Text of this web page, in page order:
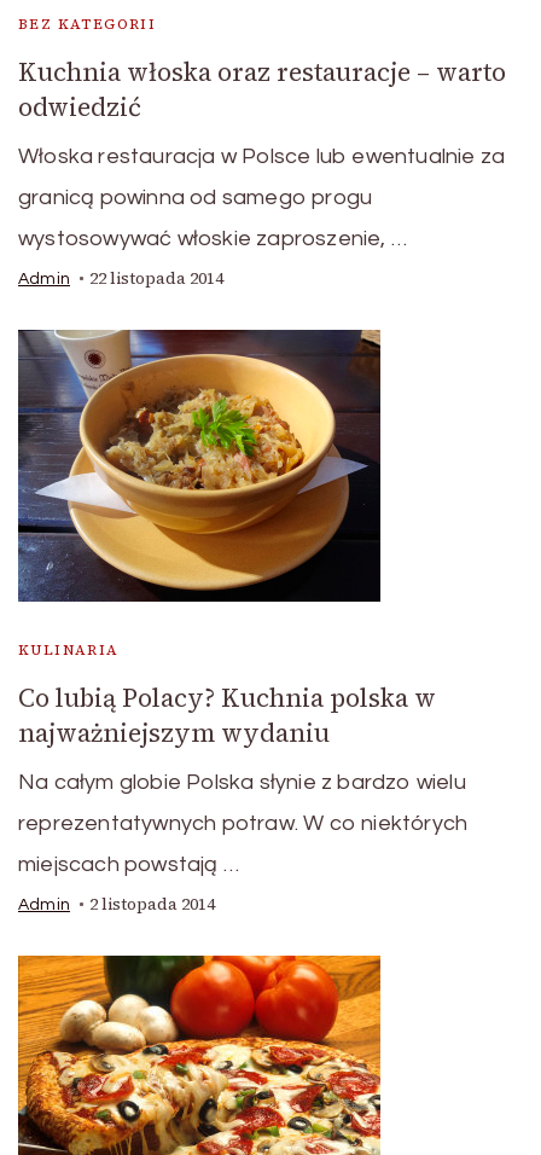
BEZ KATEGORII
Kuchnia włoska oraz restauracje – warto
odwiedzić
Włoska restauracja w Polsce lub ewentualnie za
granicą powinna od samego progu
wystosowywać włoskie zaproszenie, …
Admin 22 listopada 2014
KULINARIA
Co lubią Polacy? Kuchnia polska w
najważniejszym wydaniu
Na całym globie Polska słynie z bardzo wielu
reprezentatywnych potraw. W co niektórych
miejscach powstają …
Admin 2 listopada 2014